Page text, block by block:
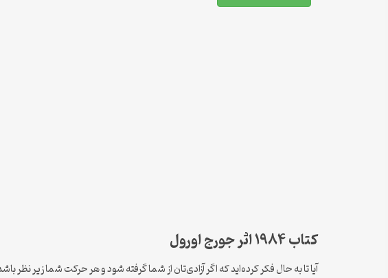
کتاب ۱۹۸۴ اثر جورج اورول
آیا تا به حال فکر کرده‌اید که اگر آزادی‌تان از شما گرفته شود و هر حرکت شما زیر نظر